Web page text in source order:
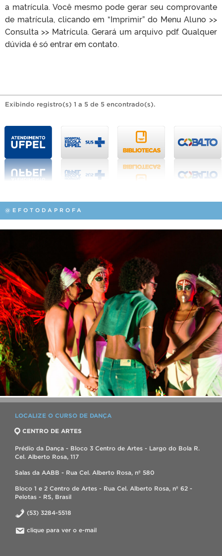
a matrícula. Você mesmo pode gerar seu comprovante
de matrícula, clicando em “Imprimir” do Menu Aluno >>
Consulta >> Matrícula. Gerará um arquivo pdf. Qualquer
dúvida é só entrar em contato.
Exibindo registro(s) 1 a 5 de 5 encontrado(s).
@EFOTODAPROFA
LOCALIZE O CURSO DE DANÇA
CENTRO DE ARTES
Prédio da Dança - Bloco 3 Centro de Artes - Largo do Bola R.
Cel. Alberto Rosa, 117
Salas da AABB - Rua Cel. Alberto Rosa, nº 580
Bloco 1 e 2 Centro de Artes - Rua Cel. Alberto Rosa, nº 62 -
Pelotas - RS, Brasil
(53) 3284-5518
clique para ver o e-mail